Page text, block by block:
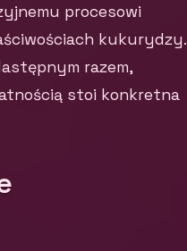
procesowi
kukurydzy.
razem,
stoi konkretna